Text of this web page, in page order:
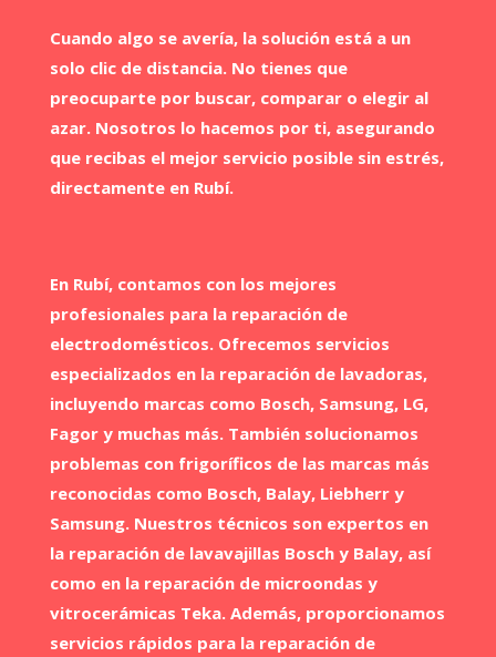
Cuando algo se avería, la solución está a un
solo clic de distancia. No tienes que
preocuparte por buscar, comparar o elegir al
azar. Nosotros lo hacemos por ti, asegurando
que recibas el mejor servicio posible sin estrés,
directamente en Rubí.
En Rubí​, contamos con los mejores
profesionales para la reparación de
electrodomésticos. Ofrecemos servicios
especializados en la reparación de lavadoras,
incluyendo marcas como Bosch, Samsung, LG,
Fagor y muchas más. También solucionamos
problemas con frigoríficos de las marcas más
reconocidas como Bosch, Balay, Liebherr y
Samsung. Nuestros técnicos son expertos en
la reparación de lavavajillas Bosch y Balay, así
como en la reparación de microondas y
vitrocerámicas Teka. Además, proporcionamos
servicios rápidos para la reparación de